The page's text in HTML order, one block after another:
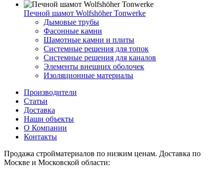
Печной шамот Wolfshöher Tonwerke
Дымовые трубы
Фасонные камни
Шамотные камни и плиты
Системные решения для топок
Системные решения для каналов
Элементы внешних оболочек
Изоляционные материалы
Производители
Статьи
Доставка
Наши объекты
О Компании
Контакты
Продажа стройматериалов по низким ценам. Доставка по
Москве и Московской области: